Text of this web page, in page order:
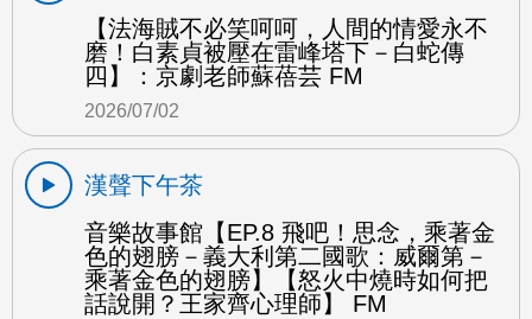
【法海賊不必笑呵呵，人間的情愛永不
磨！白素貞被壓在雷峰塔下－白蛇傳
四】：京劇老師蘇蓓芸 FM
2026/07/02
漢聲下午茶
音樂故事館【EP.8 飛吧！思念，乘著金
色的翅膀－義大利第二國歌：威爾第－
乘著金色的翅膀】【怒火中燒時如何把
話說開？王家齊心理師】 FM